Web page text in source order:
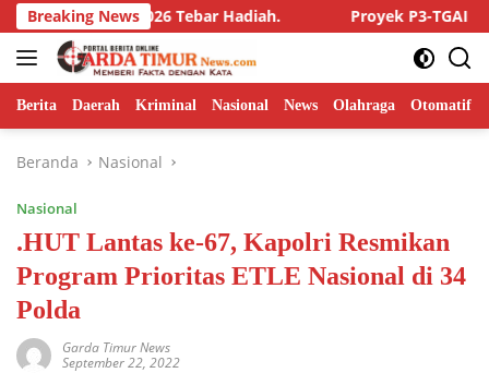
Langsung
ke
konten
Breaking News
2026 Tebar Hadiah. Proyek P3-TGAI Rp195 Juta
Berita Daerah Kriminal Nasional News Olahraga Otomatif
Beranda Nasional
Nasional
.HUT Lantas ke-67, Kapolri Resmikan
Program Prioritas ETLE Nasional di 34
Polda
Garda Timur News
September 22, 2022